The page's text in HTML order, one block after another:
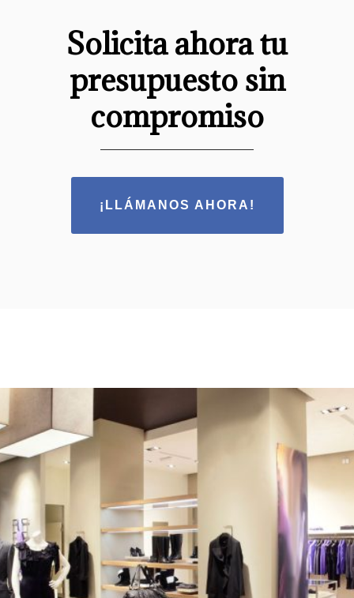
Solicita ahora tu
presupuesto sin
compromiso
¡LLÁMANOS AHORA!